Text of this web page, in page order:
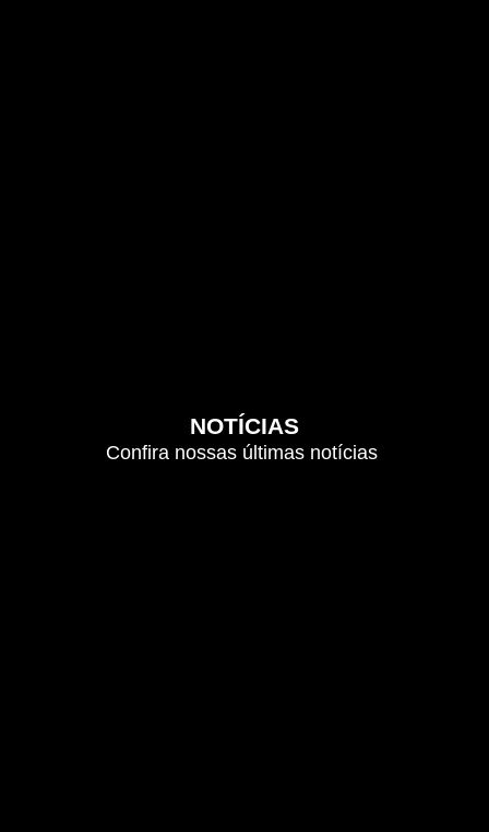
NOTÍCIAS
Confira nossas últimas notícias